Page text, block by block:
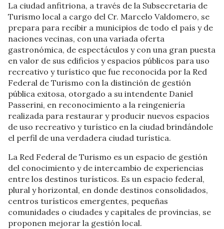
La ciudad anfitriona, a través de la Subsecretaria de
Turismo local a cargo del Cr. Marcelo Valdomero, se
prepara para recibir a municipios de todo el país y de
naciones vecinas, con una variada oferta
gastronómica, de espectáculos y con una gran puesta
en valor de sus edificios y espacios públicos para uso
recreativo y turístico que fue reconocida por la Red
Federal de Turismo con la distinción de gestión
pública exitosa, otorgado a su intendente Daniel
Passerini, en reconocimiento a la reingeniería
realizada para restaurar y producir nuevos espacios
de uso recreativo y turístico en la ciudad brindándole
el perfil de una verdadera ciudad turística.
La Red Federal de Turismo es un espacio de gestión
del conocimiento y de intercambio de experiencias
entre los destinos turísticos. Es un espacio federal,
plural y horizontal, en donde destinos consolidados,
centros turísticos emergentes, pequeñas
comunidades o ciudades y capitales de provincias, se
proponen mejorar la gestión local.